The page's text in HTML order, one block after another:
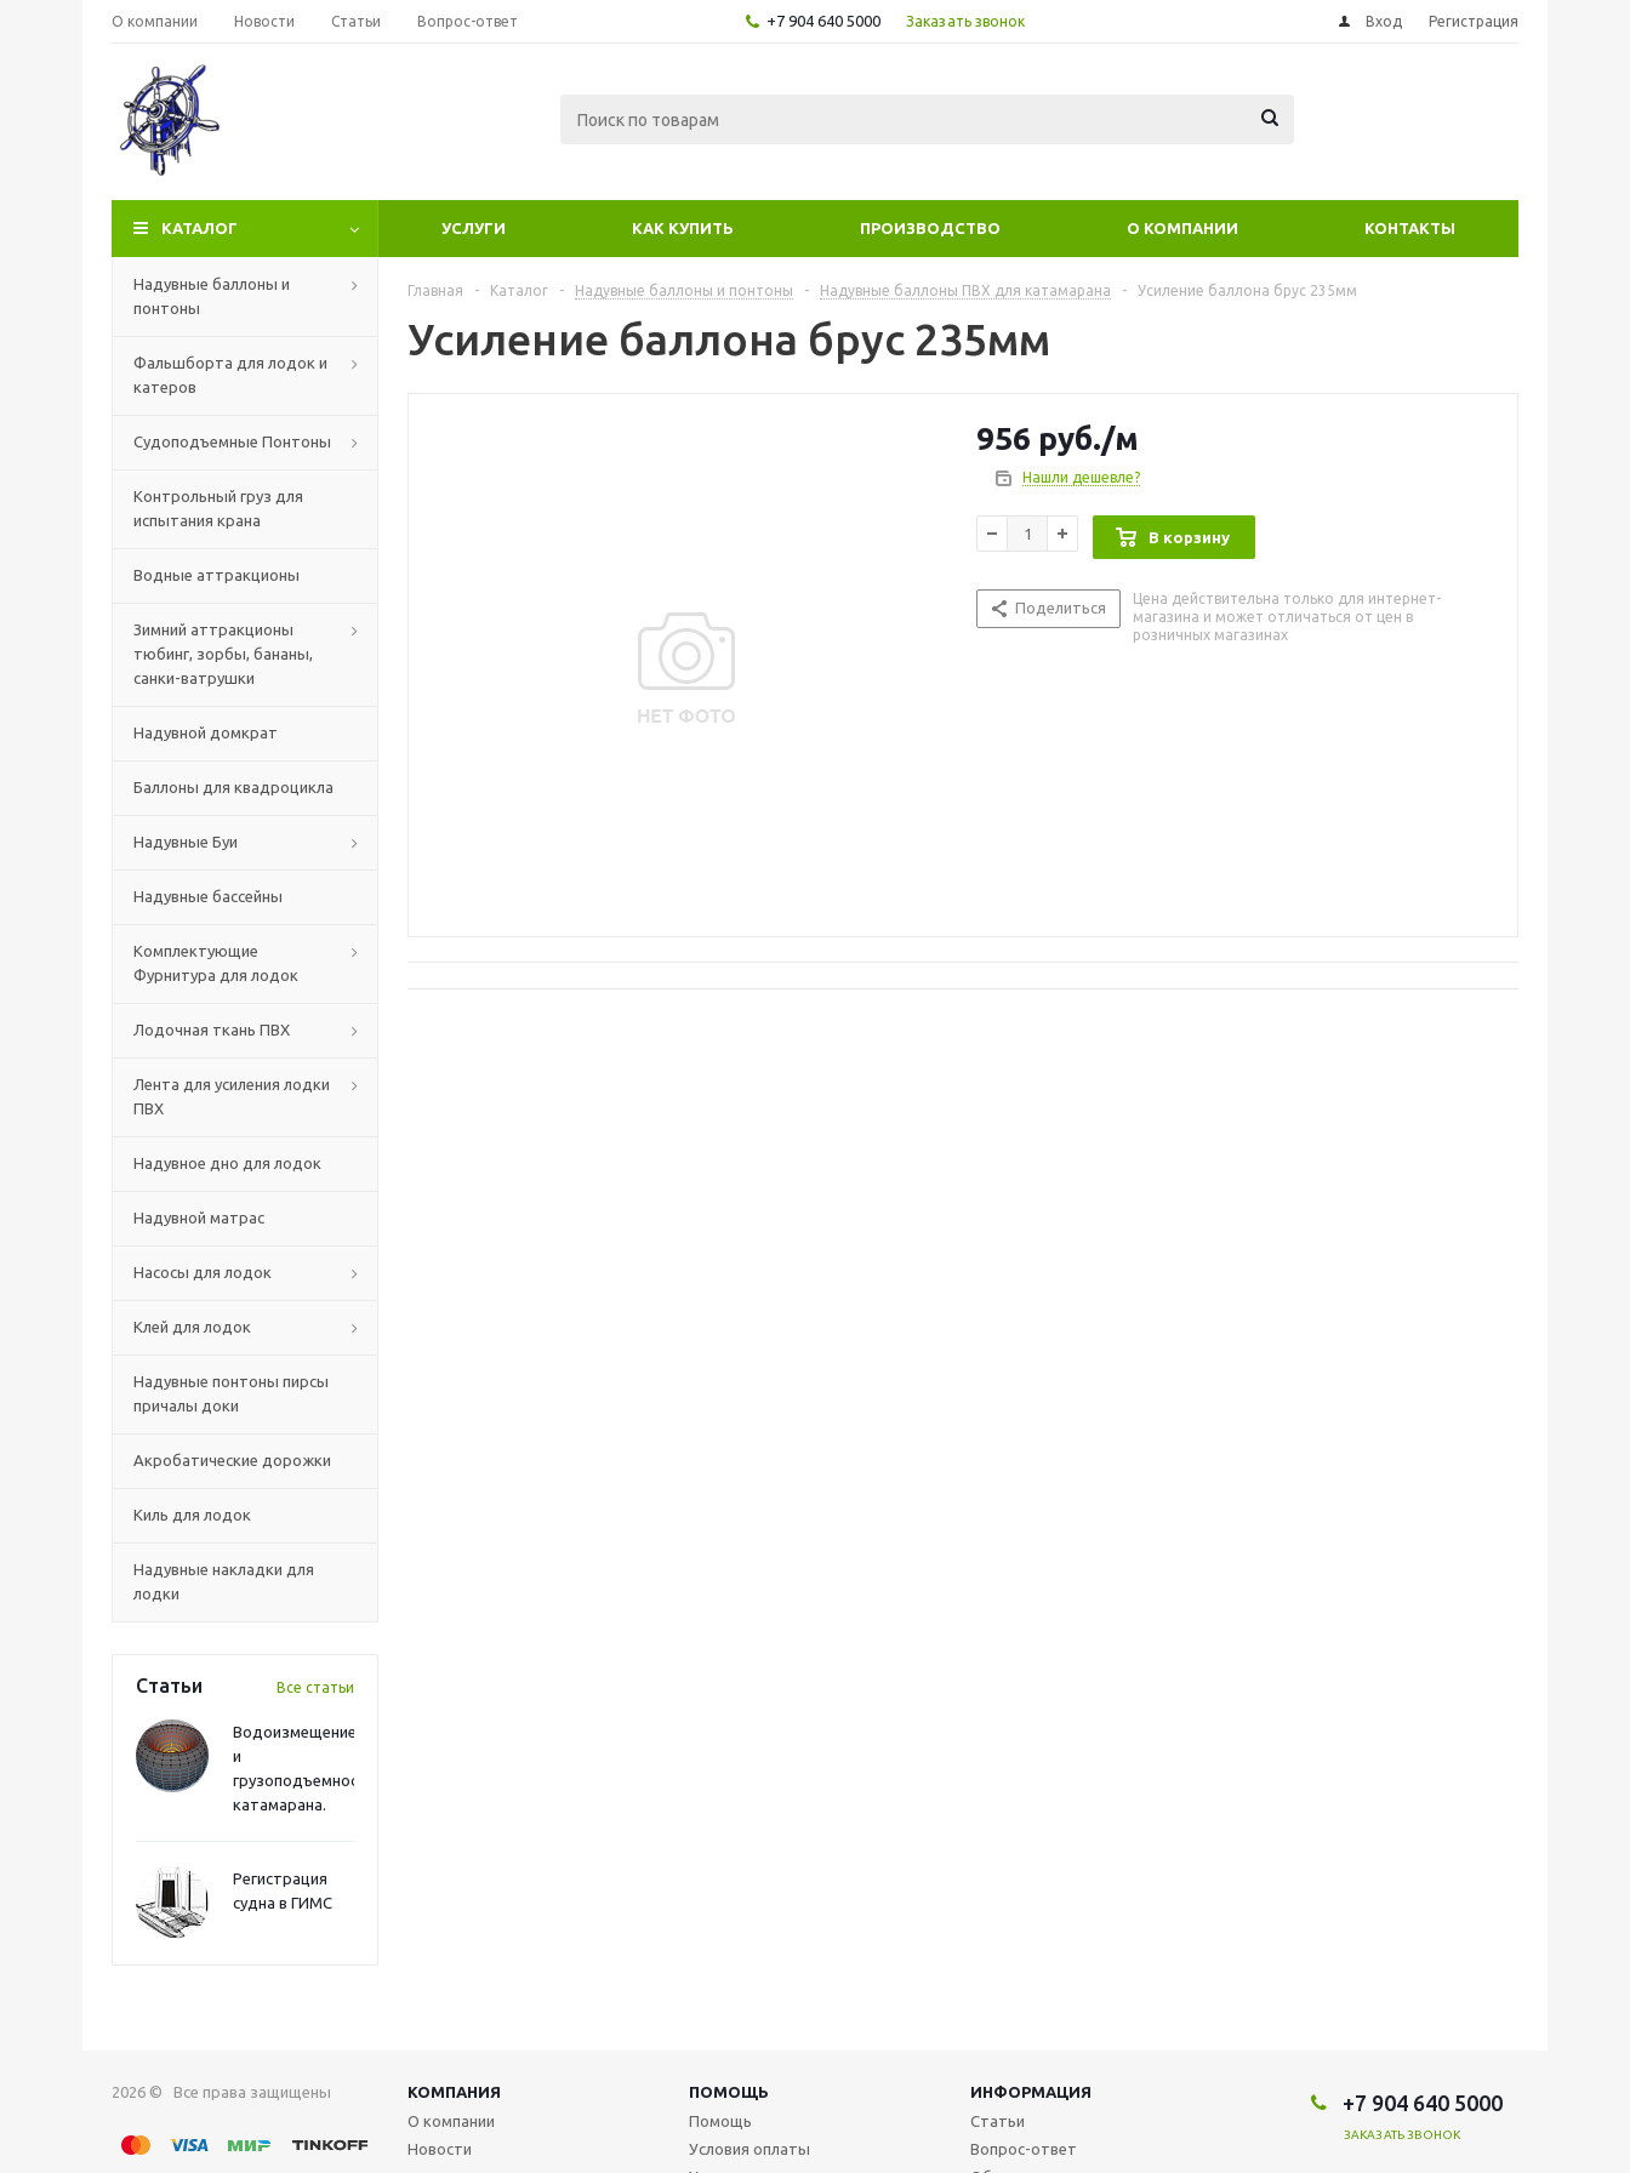
О компании Новости Статьи Вопрос-ответ +7 904 640 5000 Заказать звонок Вход Регистрация
КАТАЛОГ УСЛУГИ КАК КУПИТЬ ПРОИЗВОДСТВО О КОМПАНИИ КОНТАКТЫ
Надувные баллоны и
понтоны
Фальшборта для лодок и
катеров
Судоподъемные Понтоны
Контрольный груз для
испытания крана
Водные аттракционы
Зимний аттракционы
тюбинг, зорбы, бананы,
санки-ватрушки
Надувной домкрат
Баллоны для квадроцикла
Надувные Буи
Надувные бассейны
Комплектующие
Фурнитура для лодок
Лодочная ткань ПВХ
Лента для усиления лодки
ПВХ
Надувное дно для лодок
Надувной матрас
Насосы для лодок
Клей для лодок
Надувные понтоны пирсы
причалы доки
Акробатические дорожки
Киль для лодок
Надувные накладки для
лодки
Статьи Все статьи
Водоизмещение
и
грузоподъемность
катамарана.
Регистрация
судна в ГИМС
Главная - Каталог - Надувные баллоны и понтоны - Надувные баллоны ПВХ для катамарана - Усиление баллона брус 235мм
Усиление баллона брус 235мм
956 руб./м
Нашли дешевле?
В корзину
Поделиться
Цена действительна только для интернет-
магазина и может отличаться от цен в
розничных магазинах
2026 © Все права защищены КОМПАНИЯ ПОМОЩЬ
ИНФОРМАЦИЯ
О компании
Новости
Помощь
Условия оплаты
Статьи
Вопрос-ответ
+7 904 640 5000
ЗАКАЗАТЬ ЗВОНОК